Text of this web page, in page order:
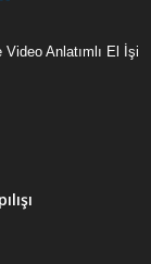
Anlatımlı El İşi